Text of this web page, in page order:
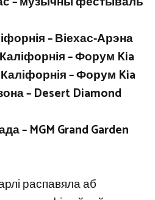
– Віехас-Арэна
– Форум Kia
– Форум Kia
– Desert Diamond
– MGM Grand Garden
распавяла аб